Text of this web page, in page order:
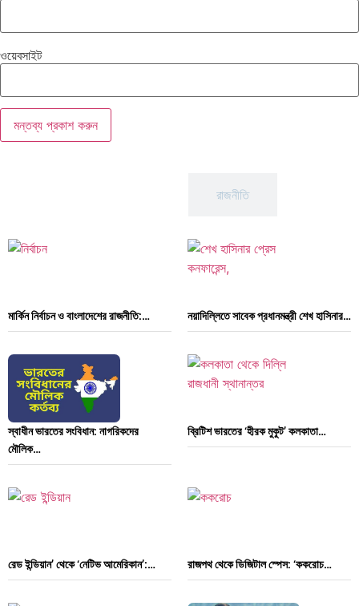
ওয়েবসাইট
রাজনীতি
মার্কিন নির্বাচন ও বাংলাদেশের রাজনীতি:… নয়াদিল্লিতে সাবেক প্রধানমন্ত্রী শেখ হাসিনার…
স্বাধীন ভারতের সংবিধান: নাগরিকদের
মৌলিক…
ব্রিটিশ ভারতের ‘হীরক মুকুট’ কলকাতা…
রেড ইন্ডিয়ান’ থেকে ‘নেটিভ আমেরিকান’:… রাজপথ থেকে ডিজিটাল স্পেস: ‘ককরোচ…